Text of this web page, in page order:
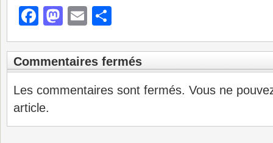
Facebook
Mastodon
Email
Commentaires fermés
Les commentaires sont fermés. Vous ne
article.